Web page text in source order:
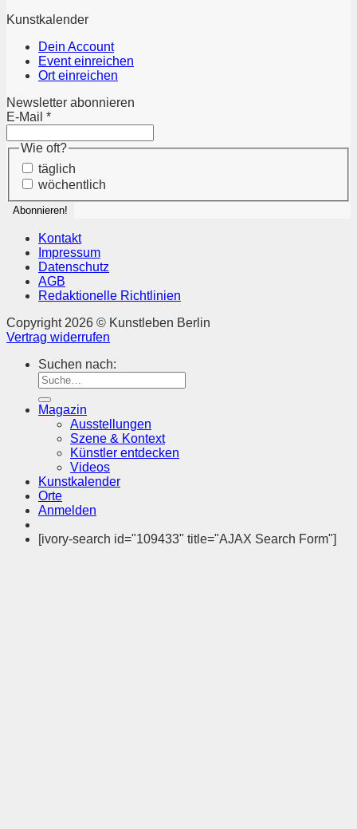
Kunstkalender
Dein Account
Event einreichen
Ort einreichen
Newsletter abonnieren
E-Mail *
Wie oft?
täglich
wöchentlich
Kontakt
Impressum
Datenschutz
AGB
Redaktionelle Richtlinien
Copyright 2026 © Kunstleben Berlin
Vertrag widerrufen
Suchen nach:
Magazin
Ausstellungen
Szene & Kontext
Künstler entdecken
Videos
Kunstkalender
Orte
Anmelden
[ivory-search id="109433" title="AJAX Search Form"]